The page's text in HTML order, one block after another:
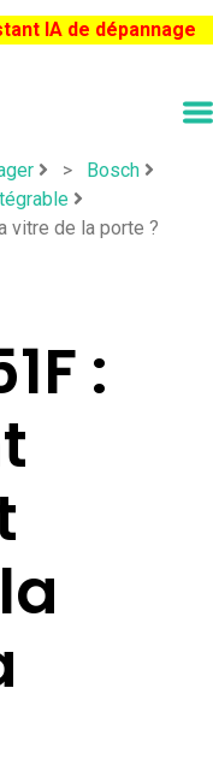
IA de dépannage
>
Bosch
vitre de la porte ?
: